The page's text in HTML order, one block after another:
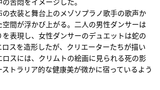
衣装と舞台上のメゾソプラノ歌手の歌声か
間が浮かび上がる。二人の男性ダンサーは
表現し、女性ダンサーのデュエットは蛇の
スを造形したが、クリエーターたちが描い
スには、クリムトの絵画に見られる死の影
トラリア的な健康美が微かに宿っているよう